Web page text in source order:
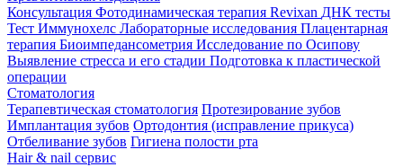
Консультация Фотодинамическая терапия Revixan ДНК тесты
Тест Иммунохелс Лабораторные исследования Плацентарная
терапия Биоимпедансометрия Исследование по Осипову
Выявление стресса и его стадии Подготовка к пластической
операции
Стоматология
Терапевтическая стоматология Протезирование зубов
Имплантация зубов Ортодонтия (исправление прикуса)
Отбеливание зубов Гигиена полости рта
Hair & nail сервис